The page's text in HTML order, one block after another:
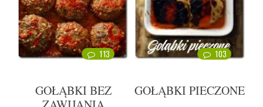
113
GOŁĄBKI BEZ
103
GOŁĄBKI PIECZONE